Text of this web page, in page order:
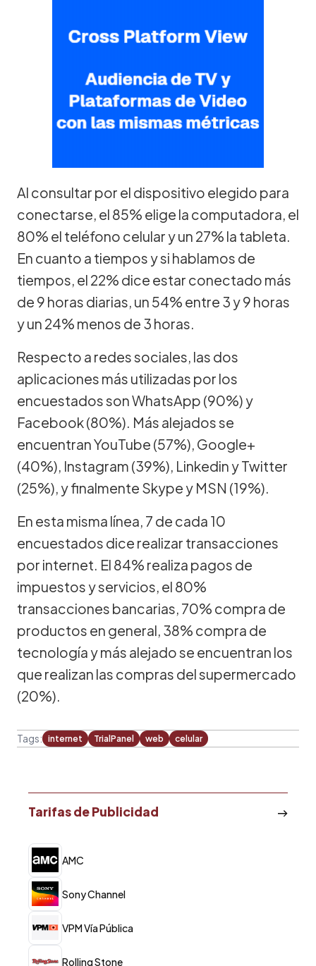
Al consultar por el dispositivo elegido para
conectarse, el 85% elige la computadora, el
80% el teléfono celular y un 27% la tableta.
En cuanto a tiempos y si hablamos de
tiempos, el 22% dice estar conectado más
de 9 horas diarias, un 54% entre 3 y 9 horas
y un 24% menos de 3 horas.
Respecto a redes sociales, las dos
aplicaciones más utilizadas por los
encuestados son WhatsApp (90%) y
Facebook (80%). Más alejados se
encuentran YouTube (57%), Google+
(40%), Instagram (39%), Linkedin y Twitter
(25%), y finalmente Skype y MSN (19%).
En esta misma línea, 7 de cada 10
encuestados dice realizar transacciones
por internet. El 84% realiza pagos de
impuestos y servicios, el 80%
transacciones bancarias, 70% compra de
productos en general, 38% compra de
tecnología y más alejado se encuentran los
que realizan las compras del supermercado
(20%).
Tags: internet TrialPanel web celular
Tarifas de Publicidad
AMC
Sony Channel
VPM Vía Pública
Rolling Stone